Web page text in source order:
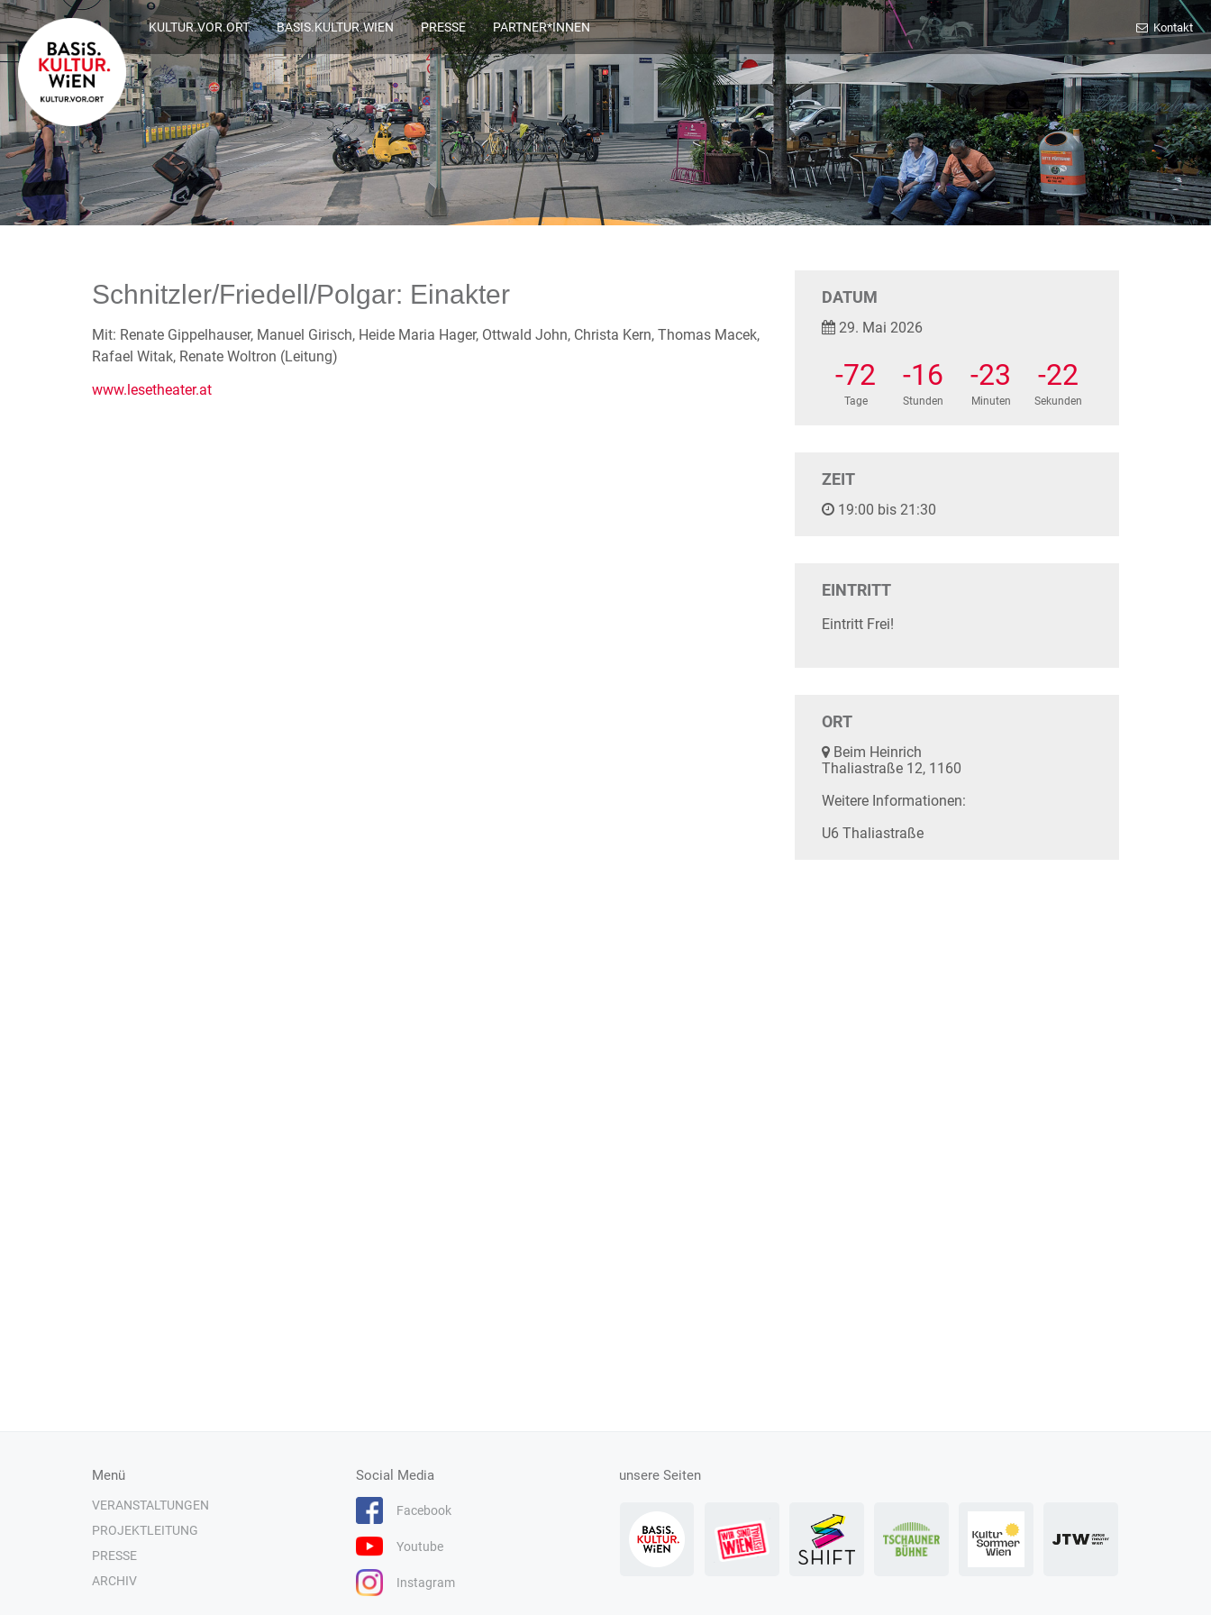
KULTUR.VOR.ORT BASIS.KULTUR.WIEN PRESSE PARTNER*INNEN Kontakt
Schnitzler/Friedell/Polgar: Einakter
Mit: Renate Gippelhauser, Manuel Girisch, Heide Maria Hager, Ottwald John, Christa Kern, Thomas Macek,
Rafael Witak, Renate Woltron (Leitung)
www.lesetheater.at
DATUM
29. Mai 2026
-72
Tage
-16
Stunden
-23
Minuten
-22
Sekunden
ZEIT
19:00 bis 21:30
EINTRITT
Eintritt Frei!
ORT
Beim Heinrich
Thaliastraße 12, 1160
Weitere Informationen:
U6 Thaliastraße
Menü
VERANSTALTUNGEN
PROJEKTLEITUNG
PRESSE
ARCHIV
Social Media
Facebook
Youtube
Instagram
unsere Seiten